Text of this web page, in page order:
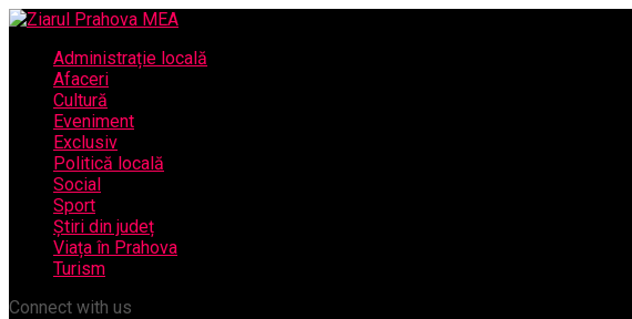
Administrație locală
Afaceri
Cultură
Eveniment
Exclusiv
Politică locală
Social
Sport
Știri din județ
Viața în Prahova
Turism
Connect with us